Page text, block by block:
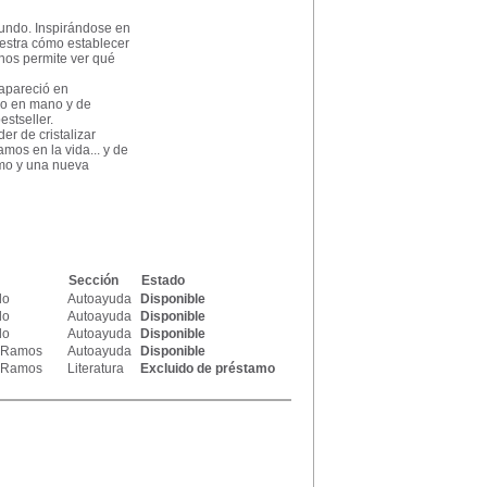
Inspirándose en
cómo establecer
permite ver qué
en
en mano y de
de cristalizar
en la vida... y de
y una nueva
Sección
Estado
Autoayuda
Disponible
Autoayuda
Disponible
Autoayuda
Disponible
Autoayuda
Disponible
Literatura Excluido de préstamo